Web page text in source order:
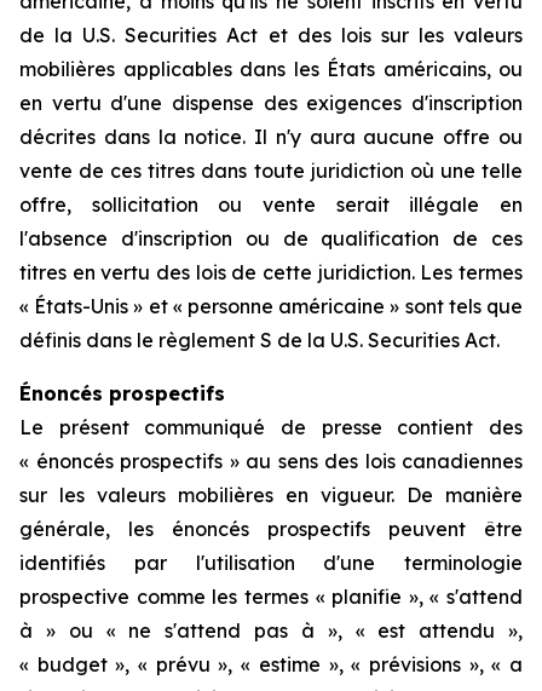
de la U.S. Securities Act et des lois sur les valeurs
mobilières applicables dans les États américains, ou
en vertu d'une dispense des exigences d'inscription
décrites dans la notice. Il n'y aura aucune offre ou
vente de ces titres dans toute juridiction où une telle
offre, sollicitation ou vente serait illégale en
l'absence d'inscription ou de qualification de ces
titres en vertu des lois de cette juridiction. Les termes
« États-Unis » et « personne américaine » sont tels que
définis dans le règlement S de la U.S. Securities Act.
Énoncés prospectifs
Le présent communiqué de presse contient des
« énoncés prospectifs » au sens des lois canadiennes
sur les valeurs mobilières en vigueur. De manière
générale, les énoncés prospectifs peuvent être
identifiés par l'utilisation d'une terminologie
prospective comme les termes « planifie », « s'attend
à » ou « ne s'attend pas à », « est attendu »,
« budget », « prévu », « estime », « prévisions », « a